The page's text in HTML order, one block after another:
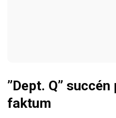
”Dept. Q”
faktum